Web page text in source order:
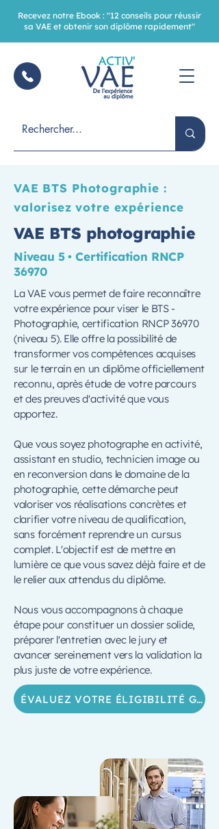
Recevez notre Ebook : "12 conseils pour réussir
sa VAE et obtenir son diplôme rapidement"
VAE BTS Photographie :
valorisez votre expérience
VAE BTS photographie
Niveau 5 • Certification RNCP
36970
La VAE vous permet de faire reconnaître
votre expérience pour viser le BTS -
Photographie, certification RNCP 36970
(niveau 5). Elle offre la possibilité de
transformer vos compétences acquises
sur le terrain en un diplôme officiellement
reconnu, après étude de votre parcours
et des preuves d'activité que vous
apportez.
Que vous soyez photographe en activité,
assistant en studio, technicien image ou
en reconversion dans le domaine de la
photographie, cette démarche peut
valoriser vos réalisations concrètes et
clarifier votre niveau de qualification,
sans forcément reprendre un cursus
complet. L'objectif est de mettre en
lumière ce que vous savez déjà faire et de
le relier aux attendus du diplôme.
Nous vous accompagnons à chaque
étape pour constituer un dossier solide,
préparer l'entretien avec le jury et
avancer sereinement vers la validation la
plus juste de votre expérience.
ÉVALUEZ VOTRE ÉLIGIBILITÉ GRATUITEMENT